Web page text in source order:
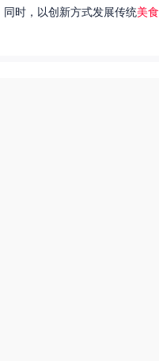
时，以创新方式发展传统美食